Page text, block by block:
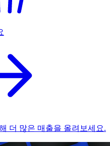
더 많은 매출을 올려보세요.